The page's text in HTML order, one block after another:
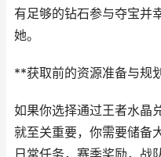
有足够的钻石参与夺宝并
她。
**获取前的资源准备与规
如果你选择通过王者水晶
就至关重要，你需要储备